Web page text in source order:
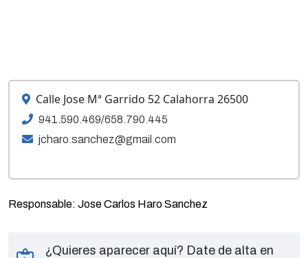
Calle Jose Mª Garrido 52 Calahorra 26500
941.590.469/658.790.445
jcharo.sanchez@gmail.com
Responsable: Jose Carlos Haro Sanchez
¿Quieres aparecer aquí? Date de alta en